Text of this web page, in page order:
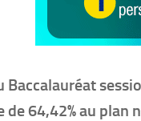
Baccalauréat
de 64,42% au